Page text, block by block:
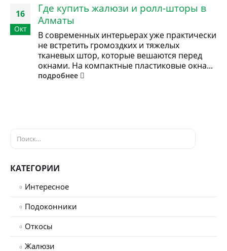
16
Окт
Где купить жалюзи и ролл-шторы в
Алматы
В современных интерьерах уже практически
не встретить громоздких и тяжелых
тканевых штор, которые вешаются перед
окнами. На компактные пластиковые окна...
подробнее
КАТЕГОРИИ
Интересное
Подоконники
Откосы
Жалюзи